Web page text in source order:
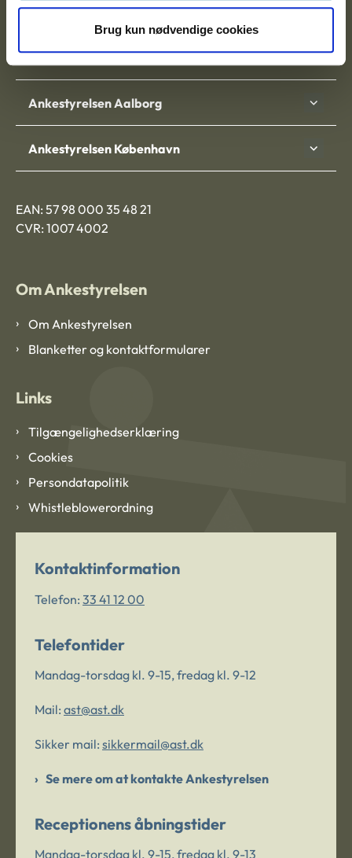
Brug kun nødvendige cookies
Nytorv 7, 2. sal
Ankestyrelsen Aalborg
Ankestyrelsen København
EAN: 57 98 000 35 48 21
CVR: 1007 4002
Om Ankestyrelsen
Om Ankestyrelsen
Blanketter og kontaktformularer
Links
Tilgængelighedserklæring
Cookies
Persondatapolitik
Whistleblowerordning
Kontaktinformation
Telefon: 33 41 12 00
Telefontider
Mandag-torsdag kl. 9-15, fredag kl. 9-12
Mail: ast@ast.dk
Sikker mail: sikkermail@ast.dk
Se mere om at kontakte Ankestyrelsen
Receptionens åbningstider
Mandag-torsdag kl. 9-15, fredag kl. 9-13